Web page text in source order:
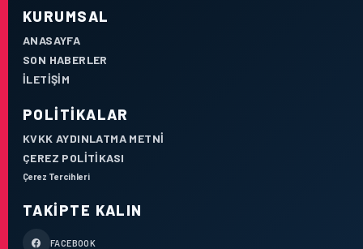
KURUMSAL
ANASAYFA
SON HABERLER
İLETIŞIM
POLITIKALAR
KVKK AYDINLATMA METNI
ÇEREZ POLITIKASI
Çerez Tercihleri
TAKIPTE KALIN
FACEBOOK